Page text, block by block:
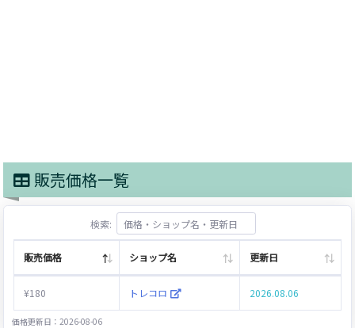
販売価格一覧
検索:
販売価格 ショップ名 更新日
¥180 トレコロ 2026.08.06
価格更新日：2026-08-06